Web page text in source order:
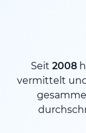
Seit 2008
vermittelt